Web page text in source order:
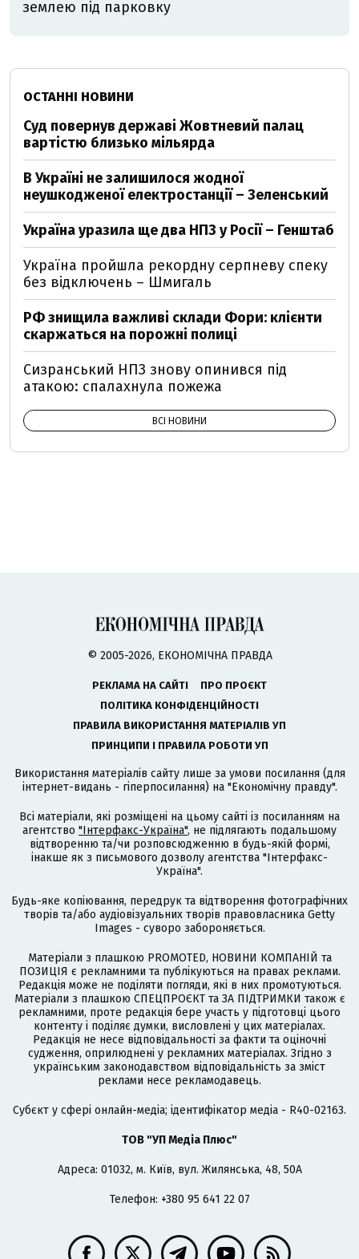
землею під парковку
ОСТАННІ НОВИНИ
Суд повернув державі Жовтневий палац
вартістю близько мільярда
В Україні не залишилося жодної
неушкодженої електростанції – Зеленський
Україна уразила ще два НПЗ у Росії – Генштаб
Україна пройшла рекордну серпневу спеку
без відключень – Шмигаль
РФ знищила важливі склади Фори: клієнти
скаржаться на порожні полиці
Сизранський НПЗ знову опинився під
атакою: спалахнула пожежа
ВСІ НОВИНИ
© 2005-2026, ЕКОНОМІЧНА ПРАВДА
РЕКЛАМА НА САЙТІ
ПРО ПРОЄКТ
ПОЛІТИКА КОНФІДЕНЦІЙНОСТІ
ПРАВИЛА ВИКОРИСТАННЯ МАТЕРІАЛІВ УП
ПРИНЦИПИ І ПРАВИЛА РОБОТИ УП
Використання матеріалів сайту лише за умови посилання (для
інтернет-видань - гіперпосилання) на "Економічну правду".
Всі матеріали, які розміщені на цьому сайті із посиланням на
агентство "Інтерфакс-Україна", не підлягають подальшому
відтворенню та/чи розповсюдженню в будь-якій формі,
інакше як з письмового дозволу агентства "Інтерфакс-
Україна".
Будь-яке копіювання, передрук та відтворення фотографічних
творів та/або аудіовізуальних творів правовласника Getty
Images - суворо забороняється.
Матеріали з плашкою PROMOTED, НОВИНИ КОМПАНІЙ та
ПОЗИЦІЯ є рекламними та публікуються на правах реклами.
Редакція може не поділяти погляди, які в них промотуються.
Матеріали з плашкою СПЕЦПРОЄКТ та ЗА ПІДТРИМКИ також є
рекламними, проте редакція бере участь у підготовці цього
контенту і поділяє думки, висловлені у цих матеріалах.
Редакція не несе відповідальності за факти та оціночні
судження, оприлюднені у рекламних матеріалах. Згідно з
українським законодавством відповідальність за зміст
реклами несе рекламодавець.
Cубєкт у сфері онлайн-медіа; ідентифікатор медіа - R40-02163.
ТОВ "УП Медіа Плюс"
Адреса: 01032, м. Київ, вул. Жилянська, 48, 50А
Телефон: +380 95 641 22 07